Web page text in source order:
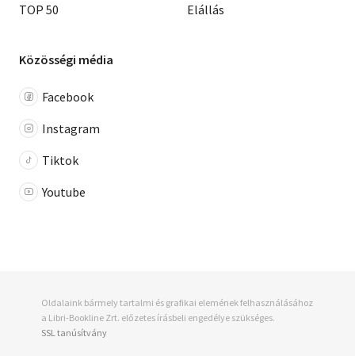
TOP 50
Elállás
Közösségi média
Facebook
Instagram
Tiktok
Youtube
Oldalaink bármely tartalmi és grafikai elemének felhasználásához
a Libri-Bookline Zrt. előzetes írásbeli engedélye szükséges.
SSL tanúsítvány